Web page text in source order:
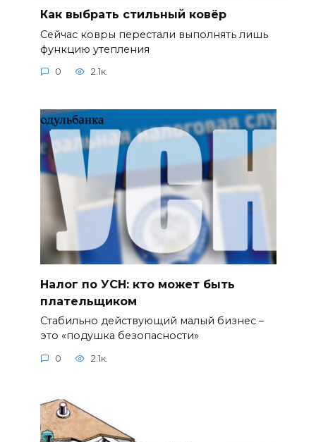
Как выбрать стильный ковёр
Сейчас ковры перестали выполнять лишь
функцию утепления
0 2.1к.
Налог по УСН: кто может быть
плательщиком
Стабильно действующий малый бизнес –
это «подушка безопасности»
0 2.1к.